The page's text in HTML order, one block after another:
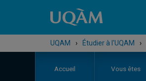
UQAM › Étudier à l'UQAM ›
Accueil Vous êtes